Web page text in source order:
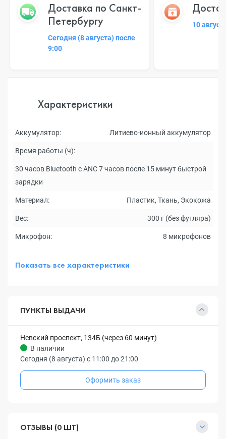
Доставка по Санкт-
Петербургу
Сегодня (8 августа) после
9:00
10
Характеристики
Аккумулятор: Литиево-ионный аккумулятор
Время работы (ч):
30 часов Bluetooth с ANC 7 часов после 15 минут быстрой
зарядки
Материал: Пластик, Ткань, Экокожа
Вес: 300 г (без футляра)
Микрофон: 8 микрофонов
Показать все характеристики
ПУНКТЫ ВЫДАЧИ
Невский проспект, 134Б (через 60 минут)
В наличии
Сегодня (8 августа) с 11:00 до 21:00
Оформить заказ
ОТЗЫВЫ (0 ШТ)